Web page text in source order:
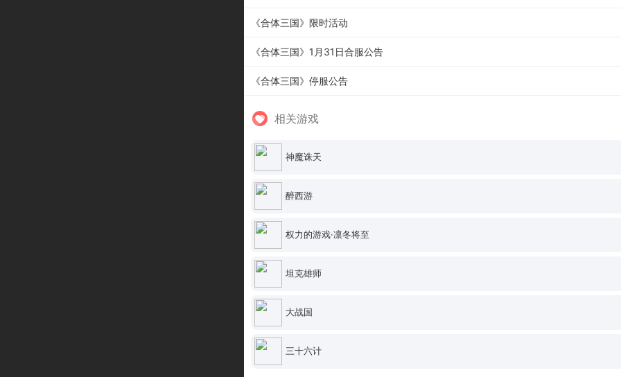
《合体三国》限时活动
《合体三国》1月31日合服公告
《合体三国》停服公告
相关游戏
神魔诛天
醉西游
权力的游戏·凛冬将至
坦克雄师
大战国
三十六计